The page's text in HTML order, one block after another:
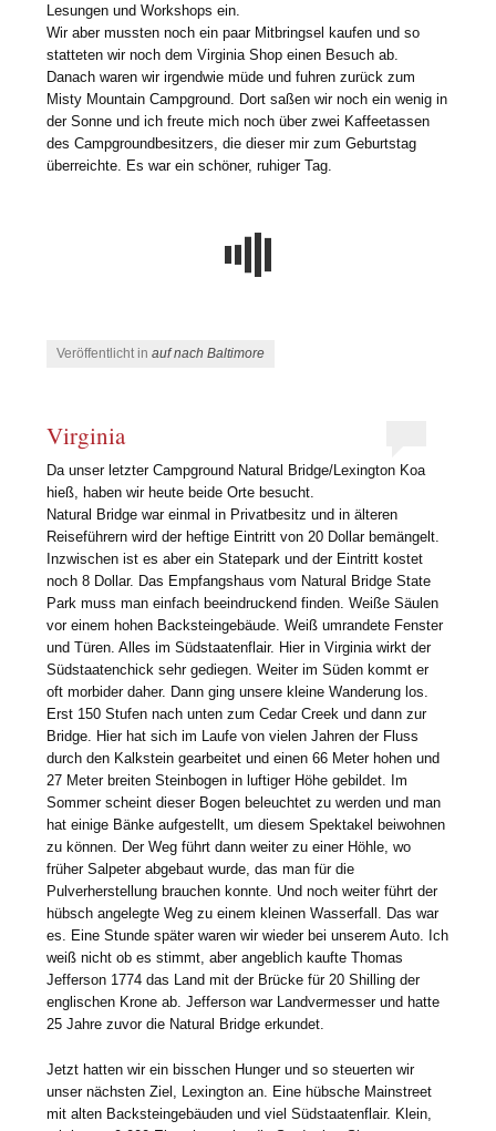
Lesungen und Workshops ein.
Wir aber mussten noch ein paar Mitbringsel kaufen und so
statteten wir noch dem Virginia Shop einen Besuch ab.
Danach waren wir irgendwie müde und fuhren zurück zum
Misty Mountain Campground. Dort saßen wir noch ein wenig in
der Sonne und ich freute mich noch über zwei Kaffeetassen
des Campgroundbesitzers, die dieser mir zum Geburtstag
überreichte. Es war ein schöner, ruhiger Tag.
Veröffentlicht inauf nach Baltimore
Virginia
Da unser letzter Campground Natural Bridge/Lexington Koa
hieß, haben wir heute beide Orte besucht.
Natural Bridge war einmal in Privatbesitz und in älteren
Reiseführern wird der heftige Eintritt von 20 Dollar bemängelt.
Inzwischen ist es aber ein Statepark und der Eintritt kostet
noch 8 Dollar. Das Empfangshaus vom Natural Bridge State
Park muss man einfach beeindruckend finden. Weiße Säulen
vor einem hohen Backsteingebäude. Weiß umrandete Fenster
und Türen. Alles im Südstaatenflair. Hier in Virginia wirkt der
Südstaatenchick sehr gediegen. Weiter im Süden kommt er
oft morbider daher. Dann ging unsere kleine Wanderung los.
Erst 150 Stufen nach unten zum Cedar Creek und dann zur
Bridge. Hier hat sich im Laufe von vielen Jahren der Fluss
durch den Kalkstein gearbeitet und einen 66 Meter hohen und
27 Meter breiten Steinbogen in luftiger Höhe gebildet. Im
Sommer scheint dieser Bogen beleuchtet zu werden und man
hat einige Bänke aufgestellt, um diesem Spektakel beiwohnen
zu können. Der Weg führt dann weiter zu einer Höhle, wo
früher Salpeter abgebaut wurde, das man für die
Pulverherstellung brauchen konnte. Und noch weiter führt der
hübsch angelegte Weg zu einem kleinen Wasserfall. Das war
es. Eine Stunde später waren wir wieder bei unserem Auto. Ich
weiß nicht ob es stimmt, aber angeblich kaufte Thomas
Jefferson 1774 das Land mit der Brücke für 20 Shilling der
englischen Krone ab. Jefferson war Landvermesser und hatte
25 Jahre zuvor die Natural Bridge erkundet.
Jetzt hatten wir ein bisschen Hunger und so steuerten wir
unser nächsten Ziel, Lexington an. Eine hübsche Mainstreet
mit alten Backsteingebäuden und viel Südstaatenflair. Klein,